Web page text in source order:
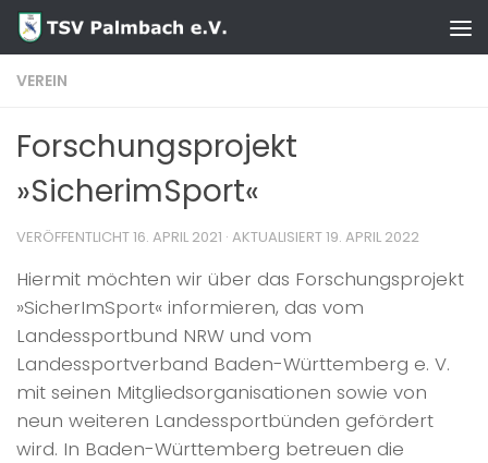
Zum Inhalt springen
VEREIN
Forschungsprojekt
»SicherimSport«
VERÖFFENTLICHT16. APRIL 2021 · AKTUALISIERT19. APRIL 2022
Hiermit möchten wir über das Forschungsprojekt
»SicherImSport« informieren, das vom
Landessportbund NRW und vom
Landessportverband Baden-Württemberg e. V.
mit seinen Mitgliedsorganisationen sowie von
neun weiteren Landessportbünden gefördert
wird. In Baden-Württemberg betreuen die